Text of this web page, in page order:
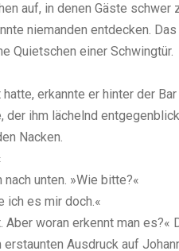
auf, in denen Gäste schwer
niemanden entdecken.
Quietschen einer Schwingtür.
erkannte er hinter der
der ihm lächelnd
Nacken.
unten. »Wie bitte?«
ich es mir doch.«
Aber woran erkennt man
Ausdruck auf